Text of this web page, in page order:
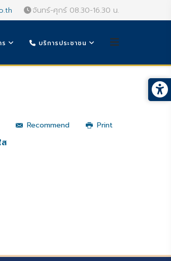
จันทร์-ศุกร์ 08.30-16.30 น.
บริการประชาชน
Recommend Print